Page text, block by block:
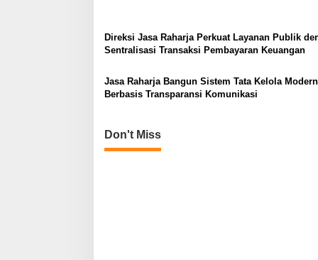
t
o
Direksi Jasa Raharja Perkuat Layanan Publik
Sentralisasi Transaksi Pembayaran Keuangan
Jasa Raharja Bangun Sistem Tata Kelola Modern
Berbasis Transparansi Komunikasi
Don't Miss